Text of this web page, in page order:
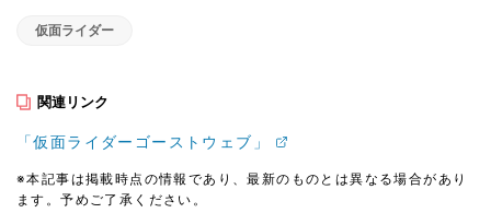
仮面ライダー
関連リンク
「仮面ライダーゴーストウェブ」
※本記事は掲載時点の情報であり、最新のものとは異なる場合があり
ます。予めご了承ください。